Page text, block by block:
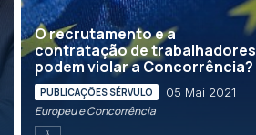
O recrutamento e a
contratação de trabalhadores
podem violar a Concorrência?
PUBLICAÇÕES SÉRVULO 05 Mai 2021
Europeu e Concorrência